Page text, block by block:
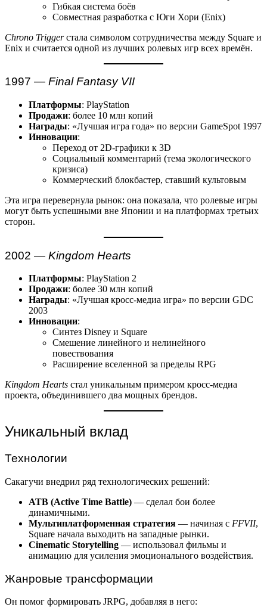
Гибкая система боёв
Совместная разработка с Юги Хори (Enix)
Chrono Triggerстала символом сотрудничества между Square и
Enix и считается одной из лучших ролевых игр всех времён.
1997 — Final Fantasy VII
Платформы: PlayStation
Продажи: более 10 млн копий
Награды: «Лучшая игра года» по версии GameSpot 1997
Инновации:
Переход от 2D-графики к 3D
Социальный комментарий (тема экологического
кризиса)
Коммерческий блокбастер, ставший культовым
Эта игра перевернула рынок: она показала, что ролевые игры
могут быть успешными вне Японии и на платформах третьих
сторон.
2002 — Kingdom Hearts
Платформы: PlayStation 2
Продажи: более 30 млн копий
Награды: «Лучшая кросс-медиа игра» по версии GDC
2003
Инновации:
Синтез Disney и Square
Смешение линейного и нелинейного
повествования
Расширение вселенной за пределы RPG
Kingdom Hearts стал уникальным примером кросс-медиа
проекта, объединившего два мощных брендов.
Уникальный вклад
Технологии
Сакагучи внедрил ряд технологических решений:
ATB (Active Time Battle) — сделал бои более
динамичными.
Мультиплатформенная стратегия — начиная с FFVII,
Square начала выходить на западные рынки.
Cinematic Storytelling — использовал фильмы и
анимацию для усиления эмоционального воздействия.
Жанровые трансформации
Он помог формировать JRPG, добавляя в него: